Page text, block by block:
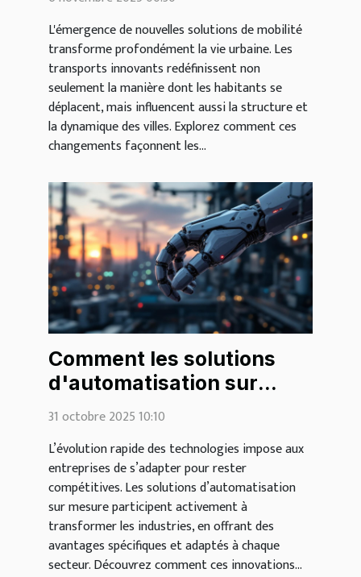
L'émergence de nouvelles solutions de mobilité
transforme profondément la vie urbaine. Les
transports innovants redéfinissent non
seulement la manière dont les habitants se
déplacent, mais influencent aussi la structure et
la dynamique des villes. Explorez comment ces
changements façonnent les...
Comment les solutions
d'automatisation sur
mesure transforment-
31 octobre 2025 10:10
L’évolution rapide des technologies impose aux
entreprises de s’adapter pour rester
compétitives. Les solutions d’automatisation
sur mesure participent activement à
transformer les industries, en offrant des
avantages spécifiques et adaptés à chaque
secteur. Découvrez comment ces innovations...